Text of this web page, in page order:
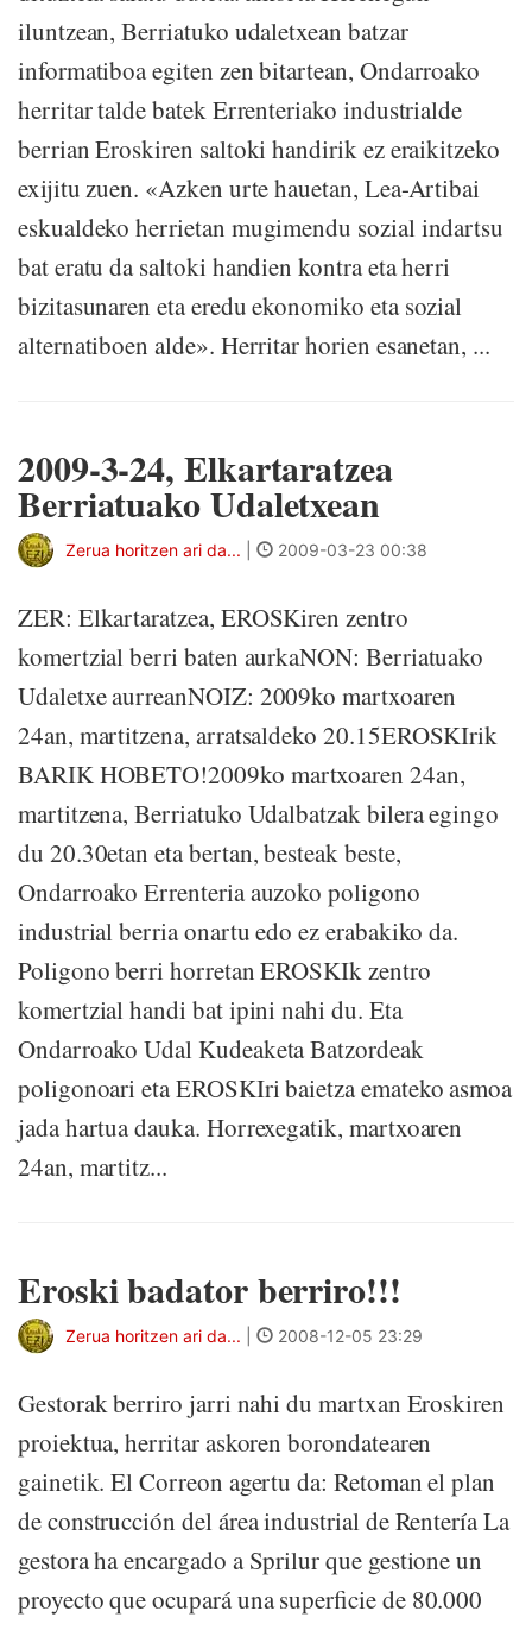
iluntzean, Berriatuko udaletxean batzar
informatiboa egiten zen bitartean, Ondarroako
herritar talde batek Errenteriako industrialde
berrian Eroskiren saltoki handirik ez eraikitzeko
exijitu zuen. «Azken urte hauetan, Lea-Artibai
eskualdeko herrietan mugimendu sozial indartsu
bat eratu da saltoki handien kontra eta herri
bizitasunaren eta eredu ekonomiko eta sozial
alternatiboen alde». Herritar horien esanetan, ...
2009-3-24, Elkartaratzea
Berriatuako Udaletxean
Zerua horitzen ari da... 2009-03-23 00:38
ZER: Elkartaratzea, EROSKiren zentro
komertzial berri baten aurkaNON: Berriatuako
Udaletxe aurreanNOIZ: 2009ko martxoaren
24an, martitzena, arratsaldeko 20.15EROSKIrik
BARIK HOBETO!2009ko martxoaren 24an,
martitzena, Berriatuko Udalbatzak bilera egingo
du 20.30etan eta bertan, besteak beste,
Ondarroako Errenteria auzoko poligono
industrial berria onartu edo ez erabakiko da.
Poligono berri horretan EROSKIk zentro
komertzial handi bat ipini nahi du. Eta
Ondarroako Udal Kudeaketa Batzordeak
poligonoari eta EROSKIri baietza emateko asmoa
jada hartua dauka. Horrexegatik, martxoaren
24an, martitz...
Eroski badator berriro!!!
Zerua horitzen ari da... 2008-12-05 23:29
Gestorak berriro jarri nahi du martxan Eroskiren
proiektua, herritar askoren borondatearen
gainetik. El Correon agertu da: Retoman el plan
de construcción del área industrial de Rentería La
gestora ha encargado a Sprilur que gestione un
proyecto que ocupará una superficie de 80.000